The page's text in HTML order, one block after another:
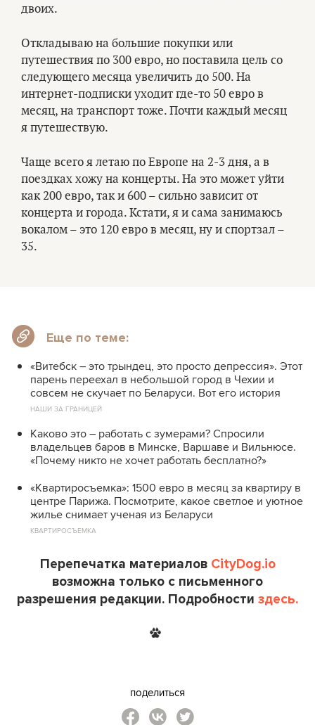
двоих.
Откладываю на большие покупки или
путешествия по 300 евро, но поставила цель со
следующего месяца увеличить до 500. На
интернет-подписки уходит где-то 50 евро в
месяц, на транспорт тоже. Почти каждый месяц
я путешествую.
Чаще всего я летаю по Европе на 2-3 дня, а в
поездках хожу на концерты. На это может уйти
как 200 евро, так и 600 – сильно зависит от
концерта и города. Кстати, я и сама занимаюсь
вокалом – это 120 евро в месяц, ну и спортзал –
35.
Еще по теме:
«Витебск – это трындец, это просто депрессия». Этот
парень переехал в небольшой город в Чехии и
совсем не скучает по Беларуси. Вот его история
НАШИ ЗА ГРАНИЦЕЙ
Каково это – работать с зумерами? Спросили
владельцев баров в Минске, Варшаве и Вильнюсе.
«Почему никто не хочет работать бесплатно?»
«Квартиросъемка»: 1500 евро в месяц за квартиру в
центре Парижа. Посмотрите, какое светлое и уютное
жилье снимает ученая из Беларуси
КВАРТИРОСЪЕМКА
Перепечатка материалов CityDog.io
возможна только с письменного
разрешения редакции. Подробности здесь.
поделиться